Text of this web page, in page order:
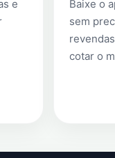
e
Baixe o
sem
cotar o